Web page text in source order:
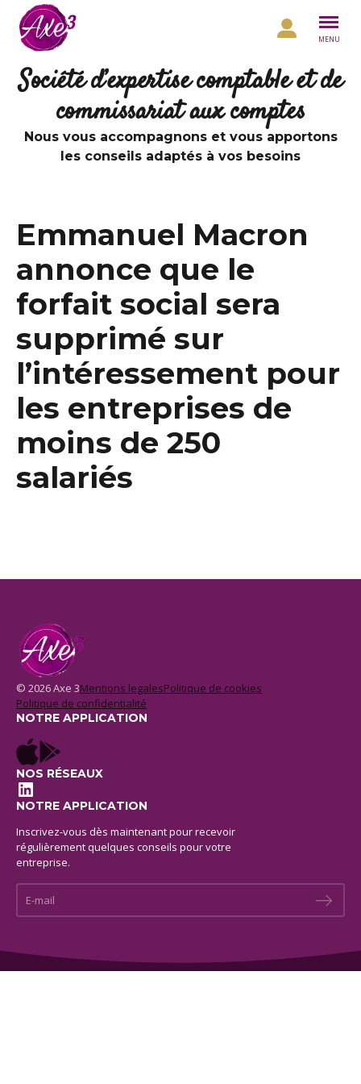
Aller au contenu
MENU
Société d’expertise comptable et de
commissariat aux comptes
Nous vous accompagnons et vous apportons
les conseils adaptés à vos besoins
Emmanuel Macron
annonce que le
forfait social sera
supprimé sur
l’intéressement pour
les entreprises de
moins de 250
salariés
© 2026 Axe 3Mentions legalesPolitique de cookies
Politique de confidentialité
NOTRE APPLICATION
NOS RÉSEAUX
LinkedIn
NOTRE APPLICATION
Inscrivez-vous dès maintenant pour recevoir
régulièrement quelques conseils pour votre
entreprise.